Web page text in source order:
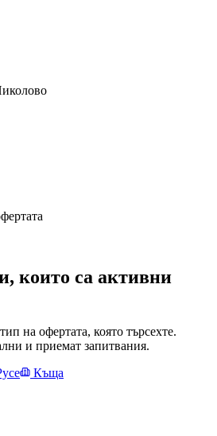
които са активни
на офертата, която търсехте.
и приемат запитвания.
Къща